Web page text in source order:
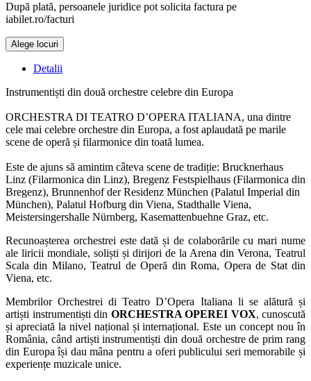
După plată, persoanele juridice pot solicita factura pe
iabilet.ro/facturi
Alege locuri
Detalii
Instrumentiști din două orchestre celebre din Europa
ORCHESTRA DI TEATRO D’OPERA ITALIANA, una dintre
cele mai celebre orchestre din Europa, a fost aplaudată pe marile
scene de operă și filarmonice din toată lumea.
Este de ajuns să amintim câteva scene de tradiție: Brucknerhaus
Linz (Filarmonica din Linz), Bregenz Festspielhaus (Filarmonica din
Bregenz), Brunnenhof der Residenz München (Palatul Imperial din
München), Palatul Hofburg din Viena, Stadthalle Viena,
Meistersingershalle Nürnberg, Kasemattenbuehne Graz, etc.
Recunoașterea orchestrei este dată și de colaborările cu mari nume
ale liricii mondiale, soliști și dirijori de la Arena din Verona, Teatrul
Scala din Milano, Teatrul de Operă din Roma, Opera de Stat din
Viena, etc.
Membrilor Orchestrei di Teatro D’Opera Italiana li se alătură și
artiști instrumentiști din ORCHESTRA OPEREI VOX, cunoscută
și apreciată la nivel național și internațional. Este un concept nou în
România, când artiști instrumentiști din două orchestre de prim rang
din Europa își dau mâna pentru a oferi publicului seri memorabile și
experiențe muzicale unice.